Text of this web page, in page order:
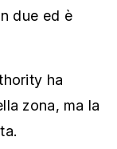
due ed è
ha
zona, ma la